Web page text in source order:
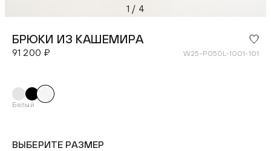
1 / 4
БРЮКИ ИЗ КАШЕМИРА
91 200 ₽ W25-P050L-1001-101
Белый
ВЫБЕРИТЕ РАЗМЕР